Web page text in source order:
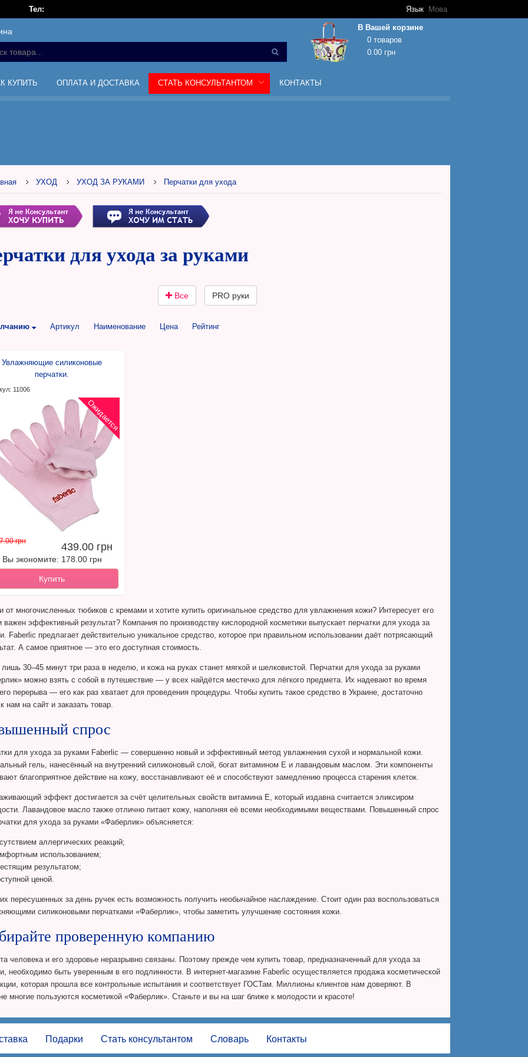
Язык Мова
Тел:
В Вашей корзине
0 товаров
0.00 грн
Корзина покупок пуста!
КУПИТЬ ОПЛАТА И ДОСТАВКА СТАТЬ КОНСУЛЬТАНТОМ КОНТАКТЫ
УХОД УХОД ЗА РУКАМИ Перчатки для ухода
для ухода за руками
Все PRO руки
Артикул Наименование Цена Рейтинг
Увлажняющие силиконовые
перчатки.
11006
Ожидается
грн 439.00 грн
Вы экономите: 178.00 грн
Купить
от многочисленных тюбиков с кремами и хотите купить оригинальное средство для увлажнения кожи? Интересует его
важен эффективный результат? Компания по производству кислородной косметики выпускает перчатки для ухода за
Faberlic предлагает действительно уникальное средство, которое при правильном использовании даёт потрясающий
А самое приятное — это его доступная стоимость.
лишь 30–45 минут три раза в неделю, и кожа на руках станет мягкой и шелковистой. Перчатки для ухода за руками
можно взять с собой в путешествие — у всех найдётся местечко для лёгкого предмета. Их надевают во время
перерыва — его как раз хватает для проведения процедуры. Чтобы купить такое средство в Украине, достаточно
нам на сайт и заказать товар.
спрос
для ухода за руками Faberlic — совершенно новый и эффективный метод увлажнения сухой и нормальной кожи.
гель, нанесённый на внутренний силиконовый слой, богат витамином Е и лавандовым маслом. Эти компоненты
благоприятное действие на кожу, восстанавливают её и способствуют замедлению процесса старения клеток.
эффект достигается за счёт целительных свойств витамина Е, который издавна считается эликсиром
Лавандовое масло также отлично питает кожу, наполняя её всеми необходимыми веществами. Повышенный спрос
для ухода за руками «Фаберлик» объясняется:
аллергических реакций;
использованием;
результатом;
ценой.
пересушенных за день ручек есть возможность получить необычайное наслаждение. Стоит один раз воспользоваться
силиконовыми перчатками «Фаберлик», чтобы заметить улучшение состояния кожи.
проверенную компанию
человека и его здоровье неразрывно связаны. Поэтому прежде чем купить товар, предназначенный для ухода за
необходимо быть уверенным в его подлинности. В интернет-магазине Faberlic осуществляется продажа косметической
которая прошла все контрольные испытания и соответствует ГОСТам. Миллионы клиентов нам доверяют. В
многие пользуются косметикой «Фаберлик». Станьте и вы на шаг ближе к молодости и красоте!
Подарки Стать консультантом Словарь Контакты